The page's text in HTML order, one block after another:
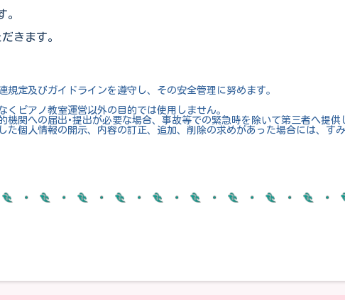
。
きます。
定及びガイドラインを遵守し、その安全管理に努めます。
ピアノ教室運営以外の目的では使用しません。
関への届出･提出が必要な場合、事故等での緊急時を除いて第三者へ提供
個人情報の開示、内容の訂正、追加、削除の求めがあった場合には、すみ